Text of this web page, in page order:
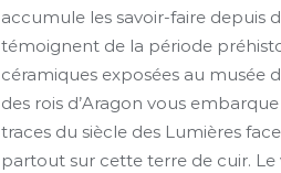
accumule les savoir-faire depuis
témoignent de la période
céramiques exposées au musée
des rois d’Aragon vous
traces du siècle des Lumières
partout sur cette terre de cuir.